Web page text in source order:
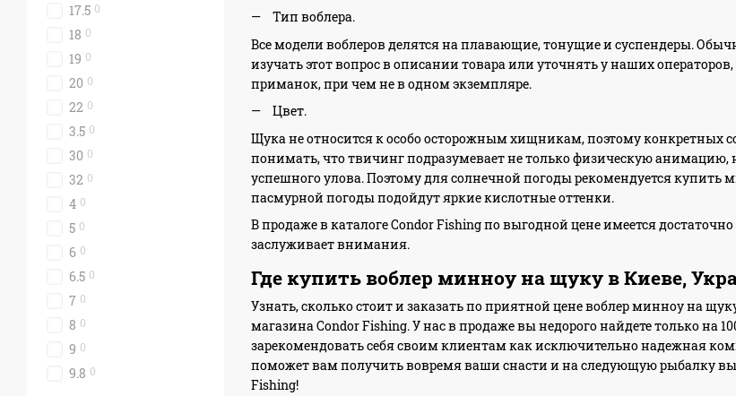
Тип воблера.
Все модели воблеров делятся на плавающие, тонущие и суспендеры.
изучать этот вопрос в описании товара или уточнять у наших
приманок, при чем не в одном экземпляре.
Цвет.
Щука не относится к особо осторожным хищникам, поэтому конкретных
понимать, что твичинг подразумевает не только физическую анимацию,
успешного улова. Поэтому для солнечной погоды рекомендуется
пасмурной погоды подойдут яркие кислотные оттенки.
В продаже в каталоге Condor Fishing по выгодной цене имеется
заслуживает внимания.
Где купить воблер минноу на щуку в Киеве,
Узнать, сколько стоит и заказать по приятной цене воблер минноу на
магазина Condor Fishing. У нас в продаже вы недорого найдете только на
зарекомендовать себя своим клиентам как исключительно надежная
поможет вам получить вовремя ваши снасти и на следующую рыбалку вы
Fishing!
17.5 0
18 0
19 0
20 0
22 0
3.5 0
30 0
32 0
4 0
5 0
6 0
6.5 0
7 0
8 0
9 0
9.8 0